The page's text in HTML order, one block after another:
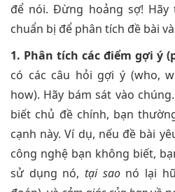
để nói. Đừng hoảng sợ!
chuẩn bị để phân tích đề bài
1. Phân tích các điểm gợi ý
có các câu hỏi gợi ý (who,
how). Hãy bám sát vào
biết chủ đề chính, bạn
cạnh này. Ví dụ, nếu đề bài
công nghệ bạn không biết,
sử dụng nó, tại saonó lại